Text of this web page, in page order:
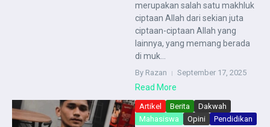
merupakan salah satu makhluk
ciptaan Allah dari sekian juta
ciptaan-ciptaan Allah yang
lainnya, yang memang berada
di muk...
By Razan September 17, 2025
Read More
Artikel Berita
Dakwah
Mahasiswa
Opini Pendidikan